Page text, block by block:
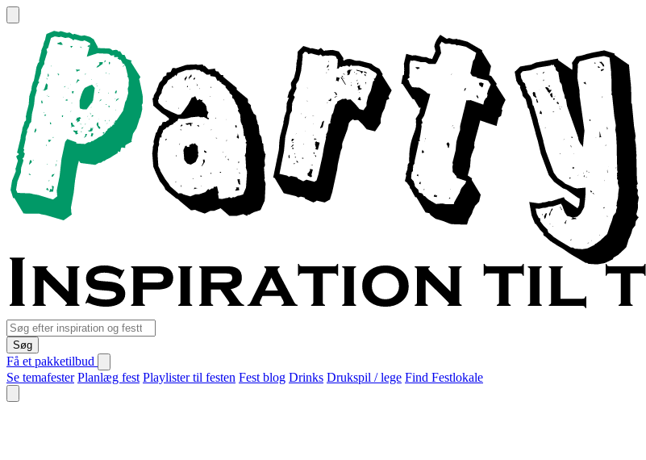
Søg
Få et pakketilbud
Se temafester Planlæg fest Playlister til festen Fest blog Drinks Drukspil / lege Find Festlokale